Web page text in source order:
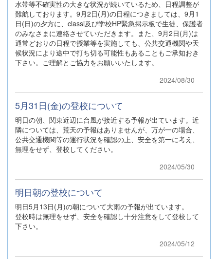
水帯等不確実性の大きな状況が続いているため、日程調整が
難航しております。9月2日(月)の日程につきましては、9月1
日(日)の夕方に、classi及び学校HP緊急掲示板で生徒、保護者
のみなさまに連絡させていただきます。また、9月2日(月)は
通常どおりの日程で授業等を実施しても、公共交通機関や天
候状況により途中で打ち切る可能性もあることもご承知おき
下さい。ご理解とご協力をお願いいたします。
2024/08/30
5月31日(金)の登校について
明日の朝、関東近辺に台風が接近する予報が出ています。近
隣については、荒天の予報はありませんが、万が一の場合、
公共交通機関等の運行状況を確認の上、安全を第一に考え、
無理をせず、登校してください。
2024/05/30
明日朝の登校について
明日5月13日(月)の朝について大雨の予報が出ています。
登校時は無理をせず、安全を確認し十分注意をして登校して
下さい。
2024/05/12